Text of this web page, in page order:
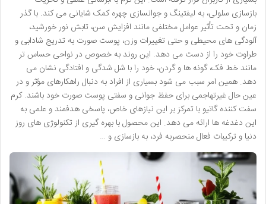
بازسازی سلولی، به لیفتینگ و جوانسازی چهره کمک شایانی می کند. با گذر
زمان و تحت تأثیر عوامل مختلفی مانند افزایش سن، تابش نور خورشید،
آلودگی های محیطی و حتی تغییرات وزن، پوست صورت به تدریج شادابی و
طراوت خود را از دست می دهد. این روند به خصوص در نواحی حساس تر
مانند خط فک، گونه ها و گردن، خود را با شل شدگی و افتادگی نشان می
دهد. همین امر سبب می شود بسیاری از افراد به دنبال راهکارهای مؤثر و در
عین حال غیرتهاجمی برای حفظ جوانی و سفتی پوست صورت خود باشند. کرم
سفت کننده گاتیو با تمرکز بر این نیازهای خاص، پاسخی هدفمند و علمی به
این دغدغه ها ارائه می دهد. این محصول با بهره گیری از تکنولوژی های روز
دنیا و ترکیبات فعال منحصربه فرد، به بازسازی و …